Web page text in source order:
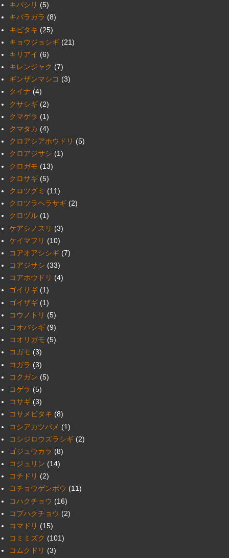
キバシリ (5)
キバラガラ (8)
キビタキ (25)
キョウジョシギ (21)
キリアイ (6)
キレンジャク (7)
ギンザンマシコ (3)
クイナ (4)
クサシギ (2)
クマゲラ (1)
クマタカ (4)
クロアシアホウドリ (5)
クロアジサシ (1)
クロガモ (13)
クロサギ (5)
クロツグミ (11)
クロツラヘラサギ (2)
クロヅル (1)
ケアシノスリ (3)
ケイマフリ (10)
コアオアシシギ (7)
コアジサシ (33)
コアホウドリ (4)
ゴイサギ (1)
ゴイザギ (1)
コウノトリ (5)
コオバシギ (9)
コオリガモ (5)
コガモ (3)
コガラ (3)
コクガン (5)
コゲラ (5)
コサギ (3)
コサメビタキ (8)
コシアカツバメ (1)
コシジロウズラシギ (2)
ゴジュウカラ (8)
コジュリン (14)
コチドリ (2)
コチョウゲンボウ (11)
コハクチョウ (16)
コブハクチョウ (2)
コマドリ (15)
コミミズク (101)
コムクドリ (3)